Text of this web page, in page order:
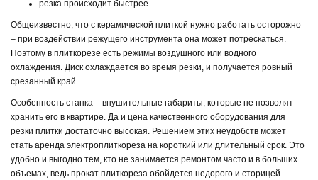
резка происходит быстрее.
Общеизвестно, что с керамической плиткой нужно работать осторожно
– при воздействии режущего инструмента она может потрескаться.
Поэтому в плиткорезе есть режимы воздушного или водного
охлаждения. Диск охлаждается во время резки, и получается ровный
срезанный край.
Особенность станка – внушительные габариты, которые не позволят
хранить его в квартире. Да и цена качественного оборудования для
резки плитки достаточно высокая. Решением этих неудобств может
стать аренда электроплиткореза на короткий или длительный срок. Это
удобно и выгодно тем, кто не занимается ремонтом часто и в больших
объемах, ведь прокат плиткореза обойдется недорого и сторицей